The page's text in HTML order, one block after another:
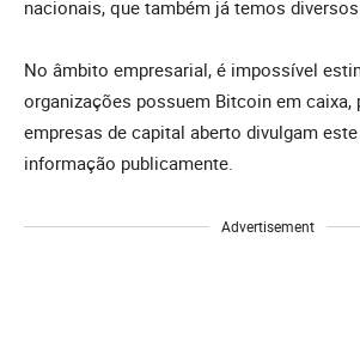
nacionais, que também já temos
No âmbito empresarial, é impossível
organizações possuem Bitcoin em caixa,
empresas de capital aberto divulgam
informação publicamente.
Advertisement